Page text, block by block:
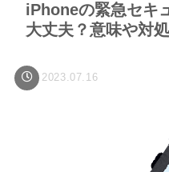
iPhoneの緊急セキ
大丈夫？意味や対
2023.07.16